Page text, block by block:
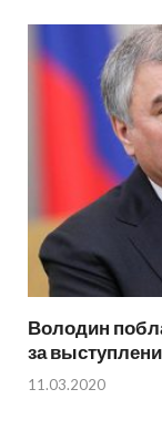
Володин
за
11.03.2020